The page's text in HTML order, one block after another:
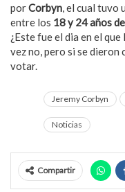
porCorbyn, el cual tuvo
entre los 18 y 24 años
¿Este fue el dia en el
vez no, pero si se dieron
votar.
Jeremy Corbyn
Noticias
Compartir